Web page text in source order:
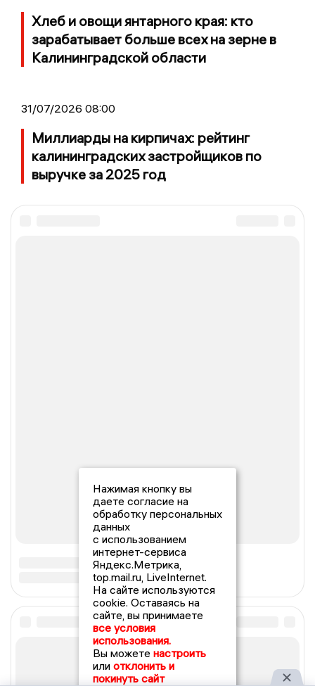
Хлеб и овощи янтарного края: кто
зарабатывает больше всех на зерне в
Калининградской области
31/07/2026 08:00
Миллиарды на кирпичах: рейтинг
калининградских застройщиков по
выручке за 2025 год
Нажимая кнопку вы
даете согласие на
обработку персональных
данных
с использованием
интернет-сервиса
Яндекс.Метрика,
top.mail.ru, LiveInternet.
На сайте используются
cookie. Оставаясь на
сайте, вы принимаете
все условия
использования.
Вы можете настроить
или отклонить и
покинуть сайт